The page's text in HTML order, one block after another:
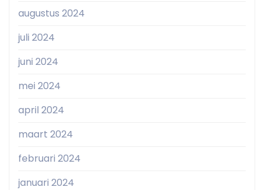
augustus 2024
juli 2024
juni 2024
mei 2024
april 2024
maart 2024
februari 2024
januari 2024